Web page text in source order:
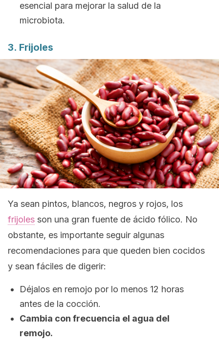
esencial para mejorar la salud de la
microbiota.
3. Frijoles
Ya sean pintos, blancos, negros y rojos, los
frijoles son una gran fuente de ácido fólico. No
obstante, es importante seguir algunas
recomendaciones para que queden bien cocidos
y sean fáciles de digerir:
Déjalos en remojo por lo menos 12 horas
antes de la cocción.
Cambia con frecuencia el agua del
remojo.